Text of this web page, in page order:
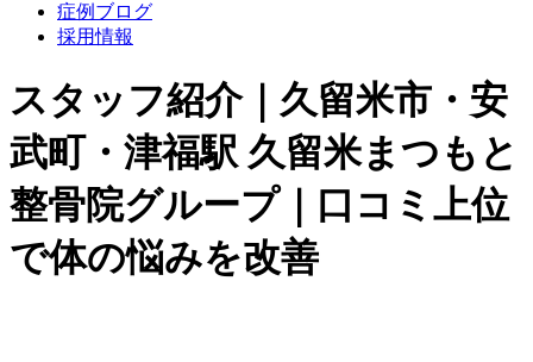
症例ブログ
採用情報
スタッフ紹介｜久留米市・安
武町・津福駅 久留米まつもと
整骨院グループ｜口コミ上位
で体の悩みを改善